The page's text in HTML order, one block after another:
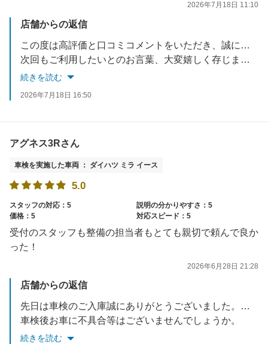
2026年7月18日 11:10
店舗からの返信
この度は高評価と口コミコメントをいただき、誠にありがとうございます。
次回もご利用したいとのお言葉、大変嬉しく存じます。
車検後のお車の調子はいかかでしょうか。
続きを読む
2026年7月18日 16:50
アグネス3Rさん
車検を実施した車両 ： ダイハツ ミラ イース
5.0
スタッフの対応：5
説明の分かりやすさ：5
価格：5
対応スピード：5
受付のスタッフも整備の担当者もとても親切で頼んで良か
った！
2026年6月28日 21:28
店舗からの返信
先日は車検のご入庫誠にありがとうございました。高評価と口コミコメントをいただき、大変嬉しく存じます。
車検後お車に不具合等はございませんでしょうか。
何かご不明な点やお気づきの点等がございましたら、お気軽にお問合せください。
続きを読む